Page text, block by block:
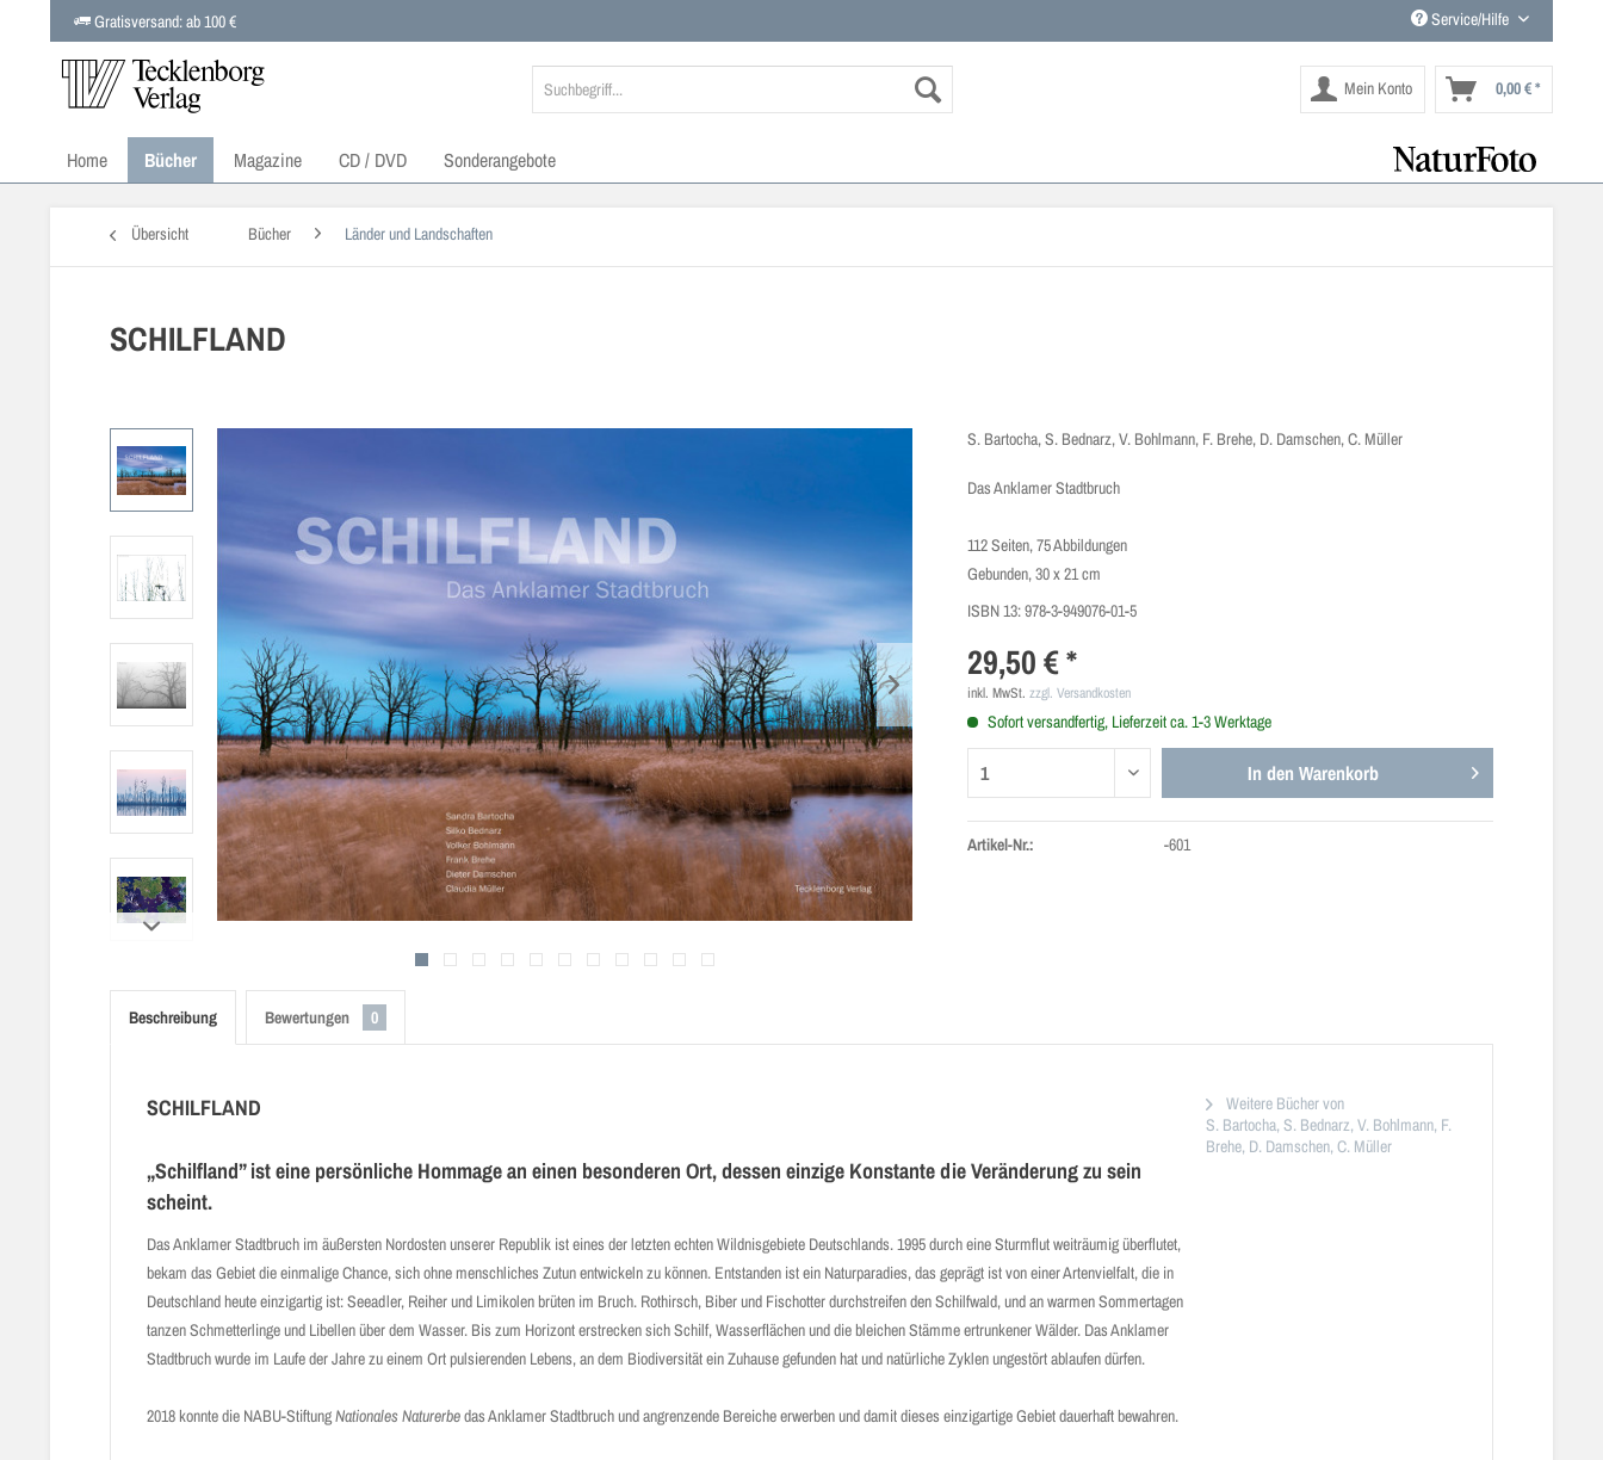
Gratisversand: ab 100 € Service/Hilfe
Mein Konto 0,00 € *
Home Bücher Magazine CD / DVD Sonderangebote
Übersicht Bücher Länder und Landschaften
SCHILFLAND
S. Bartocha, S. Bednarz, V. Bohlmann, F. Brehe, D. Damschen, C. Müller
Das Anklamer Stadtbruch
112 Seiten, 75 Abbildungen
Gebunden, 30 x 21 cm
ISBN 13:978-3-949076-01-5
29,50 € *
inkl. MwSt.zzgl. Versandkosten
Sofort versandfertig, Lieferzeit ca. 1-3 Werktage
In den Warenkorb
Artikel-Nr.: -601
Beschreibung Bewertungen 0
SCHILFLAND
„Schilfland” ist eine persönliche Hommage an einen besonderen Ort, dessen einzige Konstante die Veränderung zu sein
scheint.
Das Anklamer Stadtbruch im äußersten Nordosten unserer Republik ist eines der letzten echten Wildnisgebiete Deutschlands. 1995 durch eine Sturmflut weiträumig überflutet,
bekam das Gebiet die einmalige Chance, sich ohne menschliches Zutun entwickeln zu können. Entstanden ist ein Naturparadies, das geprägt ist von einer Artenvielfalt, die in
Deutschland heute einzigartig ist: Seeadler, Reiher und Limikolen brüten im Bruch. Rothirsch, Biber und Fischotter durchstreifen den Schilfwald, und an warmen Sommertagen
tanzen Schmetterlinge und Libellen über dem Wasser. Bis zum Horizont erstrecken sich Schilf, Wasserflächen und die bleichen Stämme ertrunkener Wälder. Das Anklamer
Stadtbruch wurde im Laufe der Jahre zu einem Ort pulsierenden Lebens, an dem Biodiversität ein Zuhause gefunden hat und natürliche Zyklen ungestört ablaufen dürfen.
2018 konnte die NABU-StiftungNationales Naturerbedas Anklamer Stadtbruch und angrenzende Bereiche erwerben und damit dieses einzigartige Gebiet dauerhaft bewahren.
Weitere Bücher von
S. Bartocha, S. Bednarz, V. Bohlmann, F.
Brehe, D. Damschen, C. Müller